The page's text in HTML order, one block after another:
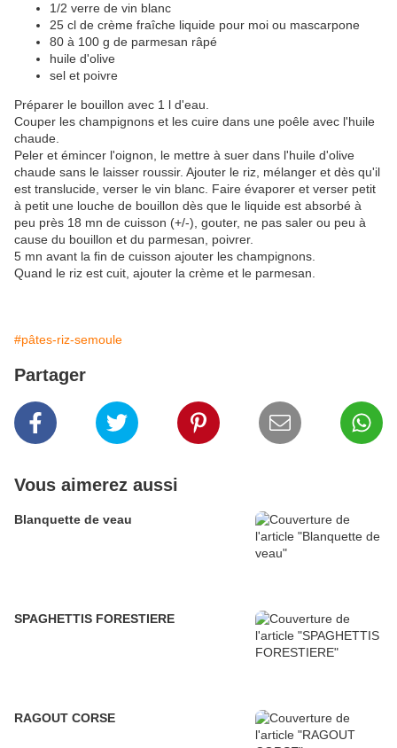
1/2 verre de vin blanc
25 cl de crème fraîche liquide pour moi ou mascarpone
80 à 100 g de parmesan râpé
huile d'olive
sel et poivre
Préparer le bouillon avec 1 l d'eau.
Couper les champignons et les cuire dans une poêle avec l'huile
chaude.
Peler et émincer l'oignon, le mettre à suer dans l'huile d'olive
chaude sans le laisser roussir. Ajouter le riz, mélanger et dès qu'il
est translucide, verser le vin blanc. Faire évaporer et verser petit
à petit une louche de bouillon dès que le liquide est absorbé à
peu près 18 mn de cuisson (+/-), gouter, ne pas saler ou peu à
cause du bouillon et du parmesan, poivrer.
5 mn avant la fin de cuisson ajouter les champignons.
Quand le riz est cuit, ajouter la crème et le parmesan.
#pâtes-riz-semoule
Partager
Vous aimerez aussi
Blanquette de veau
SPAGHETTIS FORESTIERE
RAGOUT CORSE